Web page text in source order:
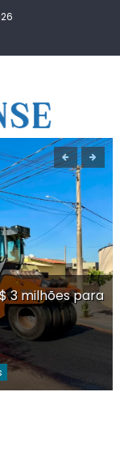
3 milhões para